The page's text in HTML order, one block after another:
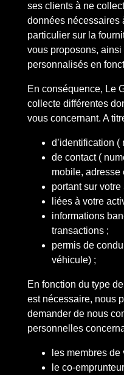
ses clients à ne
données nécessaires
particulier sur la
vous proposons,
personnalisés en
En conséquence, Le
collecte différentes
vous concernant. A
d’identification (
de contact (
mobile, adresse
portant sur
liées à votre
informations
transactions ;
permis de
véhicule) ;
En fonction du type
est nécessaire, nous
demander de nous
personnelles
les membres de
le co-